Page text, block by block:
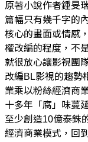
原著小說作者鍾旻
篇幅只有幾千字的
核心的畫面或情感
權改編的程度，不
就很放心讓影視團
改編BL影視的趨勢
業乘以粉絲經濟商
十多年「腐」味蔓
至少創造10億泰銖
經濟商業模式，回